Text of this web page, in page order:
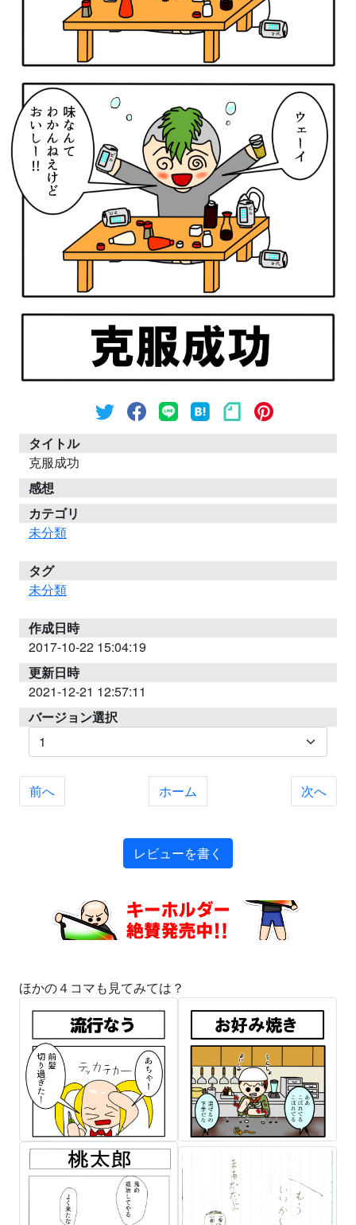
タイトル
克服成功
感想
カテゴリ
未分類
タグ
未分類
作成日時
2017-10-22 15:04:19
更新日時
2021-12-21 12:57:11
バージョン選択
前へ ホーム 次へ
レビューを書く
ほかの４コマも見てみては？